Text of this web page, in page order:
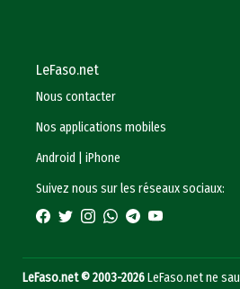
LeFaso.net
Nous contacter
Nos applications mobiles
Android
|iPhone
Suivez nous sur les réseaux sociaux:
LeFaso.net © 2003-2026LeFaso.net ne